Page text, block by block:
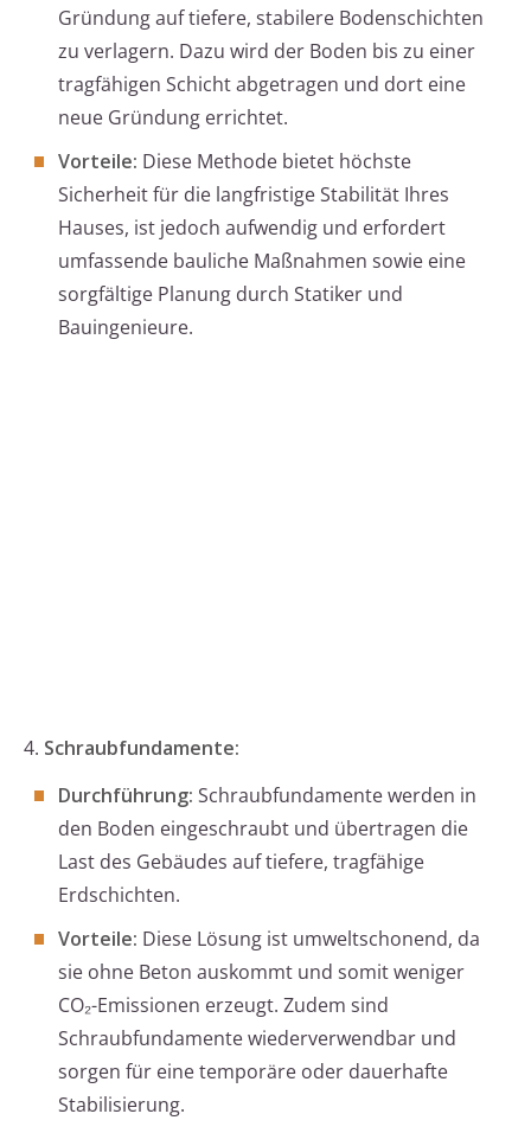
Gründung auf tiefere, stabilere Bodenschichten
zu verlagern. Dazu wird der Boden bis zu einer
tragfähigen Schicht abgetragen und dort eine
neue Gründung errichtet.
Vorteile: Diese Methode bietet höchste
Sicherheit für die langfristige Stabilität Ihres
Hauses, ist jedoch aufwendig und erfordert
umfassende bauliche Maßnahmen sowie eine
sorgfältige Planung durch Statiker und
Bauingenieure.
4. Schraubfundamente:
Durchführung: Schraubfundamente werden in
den Boden eingeschraubt und übertragen die
Last des Gebäudes auf tiefere, tragfähige
Erdschichten.
Vorteile: Diese Lösung ist umweltschonend, da
sie ohne Beton auskommt und somit weniger
CO₂-Emissionen erzeugt. Zudem sind
Schraubfundamente wiederverwendbar und
sorgen für eine temporäre oder dauerhafte
Stabilisierung.